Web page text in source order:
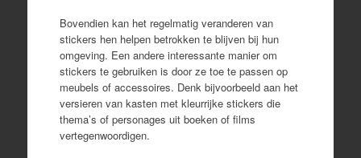
Bovendien kan het regelmatig veranderen van
stickers hen helpen betrokken te blijven bij hun
omgeving. Een andere interessante manier om
stickers te gebruiken is door ze toe te passen op
meubels of accessoires. Denk bijvoorbeeld aan het
versieren van kasten met kleurrijke stickers die
thema’s of personages uit boeken of films
vertegenwoordigen.